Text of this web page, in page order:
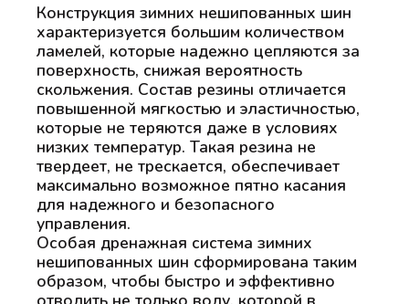
Конструкция зимних нешипованных шин
характеризуется большим количеством
ламелей, которые надежно цепляются за
поверхность, снижая вероятность
скольжения. Состав резины отличается
повышенной мягкостью и эластичностью,
которые не теряются даже в условиях
низких температур. Такая резина не
твердеет, не трескается, обеспечивает
максимально возможное пятно касания
для надежного и безопасного
управления.
Особая дренажная система зимних
нешипованных шин сформирована таким
образом, чтобы быстро и эффективно